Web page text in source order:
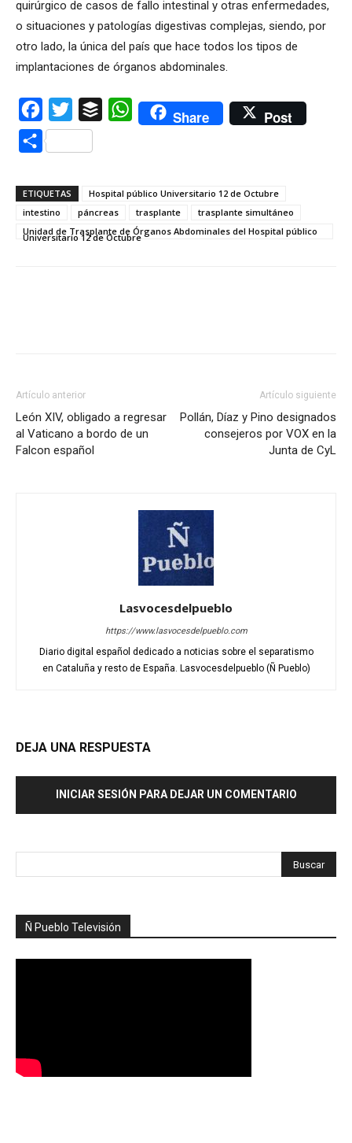
quirúrgico de casos de fallo intestinal y otras enfermedades,
o situaciones y patologías digestivas complejas, siendo, por
otro lado, la única del país que hace todos los tipos de
implantaciones de órganos abdominales.
Facebook
Twitter Buffer WhatsAppShare Post
Compartir
ETIQUETAS
Hospital público Universitario 12 de Octubre
intestino
páncreas trasplante
trasplante simultáneo
Unidad de Trasplante de Órganos Abdominales del Hospital público
Universitario 12 de Octubre
Artículo anterior
León XIV, obligado a regresar
al Vaticano a bordo de un
Falcon español
Artículo siguiente
Pollán, Díaz y Pino designados
consejeros por VOX en la
Junta de CyL
Lasvocesdelpueblo
https://www.lasvocesdelpueblo.com
Diario digital español dedicado a noticias sobre el separatismo
en Cataluña y resto de España. Lasvocesdelpueblo (Ñ Pueblo)
DEJA UNA RESPUESTA
INICIAR SESIÓN PARA DEJAR UN COMENTARIO
Ñ Pueblo Televisión